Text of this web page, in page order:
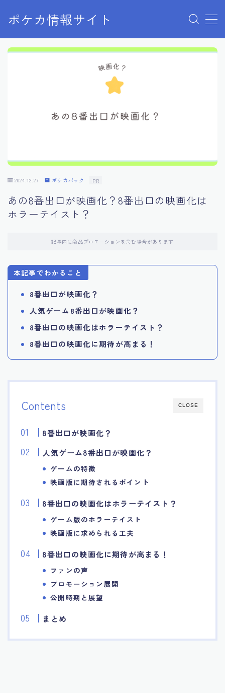
ポケカ情報サイト
MENU
Home
2024.12.27 ポケカパック PR
あの8番出口が映画化？8番出口の映画化は
ホラーテイスト？
記事内に商品プロモーションを含む場合があります
本記事でわかること
8番出口が映画化？
人気ゲーム8番出口が映画化？
8番出口の映画化はホラーテイスト？
8番出口の映画化に期待が高まる！
CLOSE
Contents
8番出口が映画化？
人気ゲーム8番出口が映画化？
ゲームの特徴
映画版に期待されるポイント
8番出口の映画化はホラーテイスト？
ゲーム版のホラーテイスト
映画版に求められる工夫
8番出口の映画化に期待が高まる！
ファンの声
プロモーション展開
公開時期と展望
まとめ